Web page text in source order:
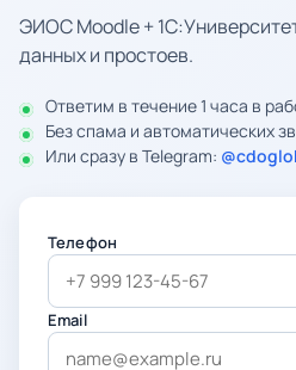
ЭИОС Moodle +
данных и простоев.
Ответим в течение 1 часа в
Без спама и автоматических
Или сразу в Telegram:
Телефон
Email